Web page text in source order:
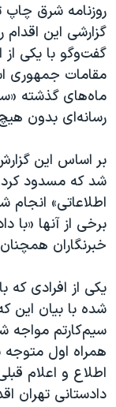
چهل سال
قانون شفافیت
اعتراضات مردمی
اسرائیل در جنگ
همایش
صفحه‌های ویژه
سفر پرزیدنت
روزنامه شرق چاپ
گزارشی این
گفت‌وگو با یکی از
مقامات جمهوری
ماه‌های گذشته
رسانه‌ای بدون
بر اساس این
شد که مسدود
اطلاعاتی»
برخی از آنها «با
خبرنگاران
یکی از افرادی
شده با بیان این
سیم‌کارتم مواجه
همراه اول
اطلاع و اعلام
دادستانی تهران